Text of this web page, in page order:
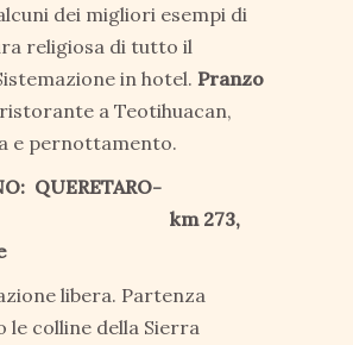
dei migliori esempi di
religiosa di tutto il
in hotel. Pranzo
a Teotihuacan,
e pernottamento.
QUERETARO-
km 273,
libera. Partenza
le colline della Sierra